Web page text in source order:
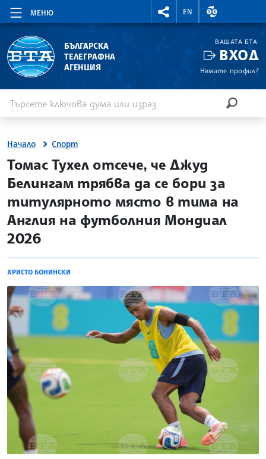
МЕНЮ
RIGHTMENU.SOCIAL
EN
ВАЛУТНИ
БЪЛГАРСКА
ТЕЛЕГРАФНА
АГЕНЦИЯ
ВАШАТА БТА
ВХОД
Нямате профил?
Начало Спорт
site.bta
Томас Тухел отсече, че Джуд
Белингам трябва да се бори за
титулярното място в тима на
Англия на футболния Мондиал
2026
ХРИСТО БОНИНСКИ